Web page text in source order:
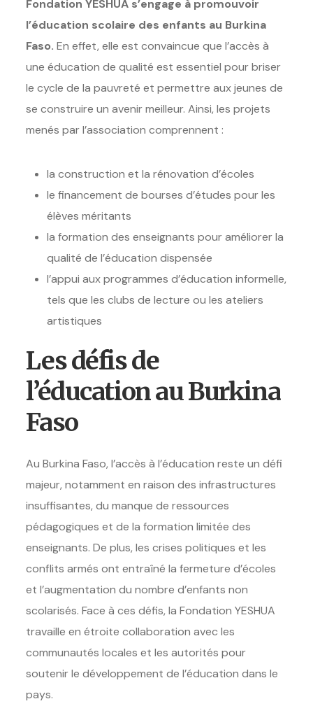
Fondation YESHUA s’engage à promouvoir
l’éducation scolaire des enfants au Burkina
Faso. En effet, elle est convaincue que l’accès à
une éducation de qualité est essentiel pour briser
le cycle de la pauvreté et permettre aux jeunes de
se construire un avenir meilleur. Ainsi, les projets
menés par l’association comprennent :
la construction et la rénovation d’écoles
le financement de bourses d’études pour les
élèves méritants
la formation des enseignants pour améliorer la
qualité de l’éducation dispensée
l’appui aux programmes d’éducation informelle,
tels que les clubs de lecture ou les ateliers
artistiques
Les défis de
l’éducation au Burkina
Faso
Au Burkina Faso, l’accès à l’éducation reste un défi
majeur, notamment en raison des infrastructures
insuffisantes, du manque de ressources
pédagogiques et de la formation limitée des
enseignants. De plus, les crises politiques et les
conflits armés ont entraîné la fermeture d’écoles
et l’augmentation du nombre d’enfants non
scolarisés. Face à ces défis, la Fondation YESHUA
travaille en étroite collaboration avec les
communautés locales et les autorités pour
soutenir le développement de l’éducation dans le
pays.